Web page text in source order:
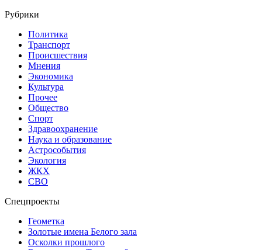
Рубрики
Политика
Транспорт
Происшествия
Мнения
Экономика
Культура
Прочее
Общество
Спорт
Здравоохранение
Наука и образование
Астрособытия
Экология
ЖКХ
СВО
Спецпроекты
Геометка
Золотые имена Белого зала
Осколки прошлого